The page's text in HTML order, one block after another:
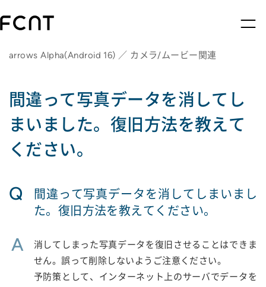
arrows Alpha(Android 16) ／ カメラ/ムービー関連
間違って写真データを消してし
まいました。復旧方法を教えて
ください。
Q
間違って写真データを消してしまいまし
た。復旧方法を教えてください。
A
消してしまった写真データを復旧させることはできま
せん。誤って削除しないようご注意ください。
予防策として、インターネット上のサーバでデータを